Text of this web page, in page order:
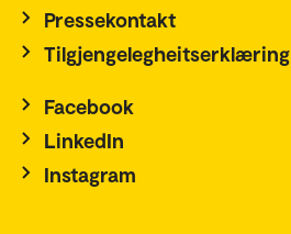
Pressekontakt
Tilgjengelegheitserklæring
Facebook
LinkedIn
Instagram